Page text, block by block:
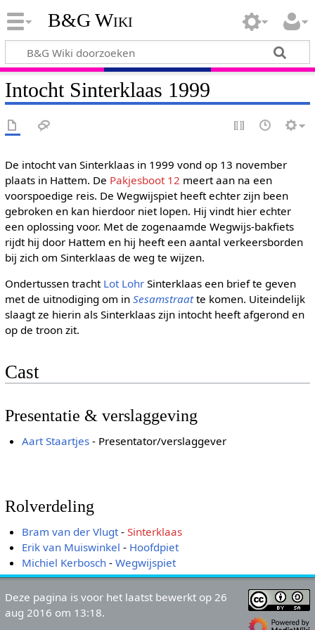
B&G Wiki
Intocht Sinterklaas 1999
De intocht van Sinterklaas in 1999 vond op 13 november
plaats in Hattem. De Pakjesboot 12 meert aan na een
voorspoedige reis. De Wegwijspiet heeft echter zijn been
gebroken en kan hierdoor niet lopen. Hij vindt hier echter
een oplossing voor. Met de zogenaamde Wegwijs-bakfiets
rijdt hij door Hattem en hij heeft een aantal verkeersborden
bij zich om Sinterklaas de weg te wijzen.
Ondertussen tracht Lot LohrSinterklaas een brief te geven
met de uitnodiging om in Sesamstraatte komen. Uiteindelijk
slaagt ze hierin als Sinterklaas zijn intocht heeft afgerond en
op de troon zit.
Cast
Presentatie & verslaggeving
Aart Staartjes - Presentator/verslaggever
Rolverdeling
Bram van der Vlugt -Sinterklaas
Erik van Muiswinkel - Hoofdpiet
Michiel Kerbosch -Wegwijspiet
Deze pagina is voor het laatst bewerkt op 26
aug 2016 om 13:18.